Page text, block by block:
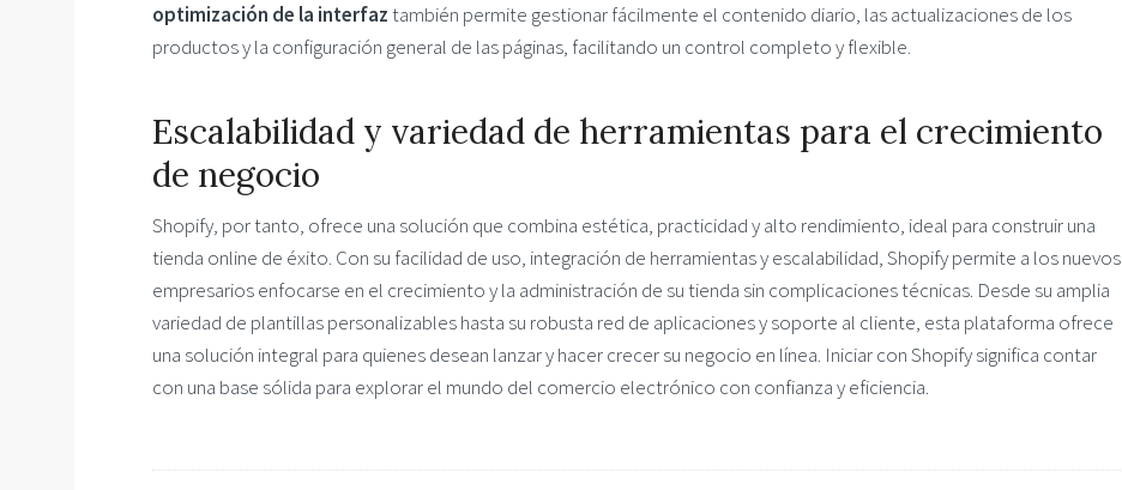
optimización de la interfaztambién permite gestionar fácilmente el contenido diario, las actualizaciones de los
productos y la configuración general de las páginas, facilitando un control completo y flexible.
Escalabilidad y variedad de herramientas para el crecimiento
de negocio
Shopify, por tanto, ofrece una solución que combina estética, practicidad y alto rendimiento, ideal para construir una
tienda online de éxito. Con su facilidad de uso, integración de herramientas y escalabilidad, Shopify permite a los nuevos
empresarios enfocarse en el crecimiento y la administración de su tienda sin complicaciones técnicas. Desde su amplia
variedad de plantillas personalizables hasta su robusta red de aplicaciones y soporte al cliente, esta plataforma ofrece
una solución integral para quienes desean lanzar y hacer crecer su negocio en línea. Iniciar con Shopify significa contar
con una base sólida para explorar el mundo del comercio electrónico con confianza y eficiencia.